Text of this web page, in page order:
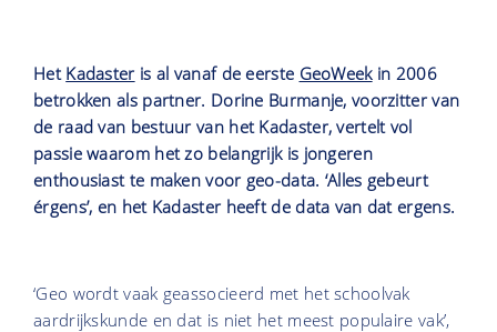
Het Kadaster is al vanaf de eerste GeoWeekin 2006
betrokken als partner. Dorine Burmanje, voorzitter van
de raad van bestuur van het Kadaster, vertelt vol
passie waarom het zo belangrijk is jongeren
enthousiast te maken voor geo-data. ‘Alles gebeurt
érgens’, en het Kadaster heeft de data van dat ergens.
‘Geo wordt vaak geassocieerd met het schoolvak
aardrijkskunde en dat is niet het meest populaire vak’,